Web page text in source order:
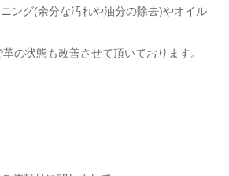
ング(余分な汚れや油分の除去)やオイル
の状態も改善させて頂いております。